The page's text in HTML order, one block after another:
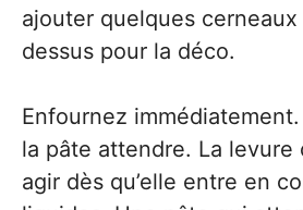
ajouter quelques
dessus pour la déco.
Enfournez
la pâte attendre. La levure
agir dès qu’elle entre en